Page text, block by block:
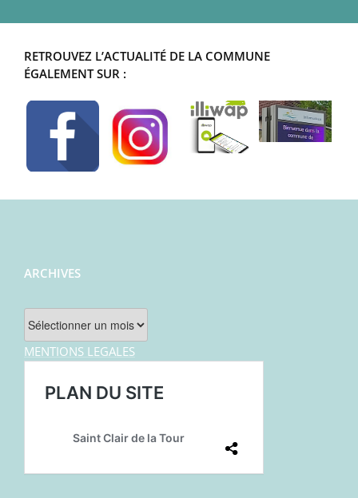
RETROUVEZ L’ACTUALITÉ DE LA COMMUNE
ÉGALEMENT SUR :
ARCHIVES
Archives
MENTIONS LEGALES